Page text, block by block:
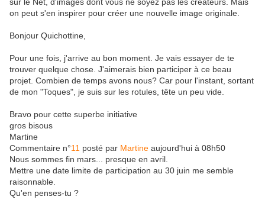
on peut s'en inspirer pour créer une nouvelle image originale.
Bonjour Quichottine,
Pour une fois, j'arrive au bon moment. Je vais essayer de te
trouver quelque chose. J'aimerais bien participer à ce beau
projet. Combien de temps avons nous? Car pour l'instant, sortant
de mon "Toques", je suis sur les rotules, tête un peu vide.
Bravo pour cette superbe initiative
gros bisous
Martine
Commentaire n°11 posté par Martine aujourd'hui à 08h50
Nous sommes fin mars... presque en avril.
Mettre une date limite de participation au 30 juin me semble
raisonnable.
Qu'en penses-tu ?